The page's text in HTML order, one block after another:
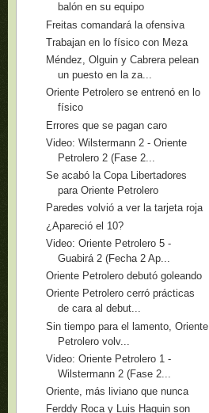
balón en su equipo
Freitas comandará la ofensiva
Trabajan en lo físico con Meza
Méndez, Olguin y Cabrera pelean
un puesto en la za...
Oriente Petrolero se entrenó en lo
físico
Errores que se pagan caro
Video: Wilstermann 2 - Oriente
Petrolero 2 (Fase 2...
Se acabó la Copa Libertadores
para Oriente Petrolero
Paredes volvió a ver la tarjeta roja
¿Apareció el 10?
Video: Oriente Petrolero 5 -
Guabirá 2 (Fecha 2 Ap...
Oriente Petrolero debutó goleando
Oriente Petrolero cerró prácticas
de cara al debut...
Sin tiempo para el lamento, Oriente
Petrolero volv...
Video: Oriente Petrolero 1 -
Wilstermann 2 (Fase 2...
Oriente, más liviano que nunca
Ferddy Roca y Luis Haquin son